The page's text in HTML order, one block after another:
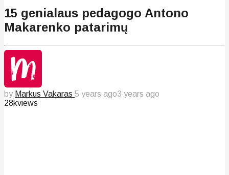
15 genialaus pedagogo Antono
Makarenko patarimų
by Markus Vakaras 5 years ago3 years ago
28kviews